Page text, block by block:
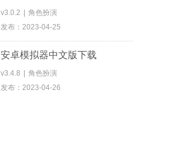
v3.0.2
角色扮演
发布：2023-04-25
安卓模拟器中文版下载
v3.4.8
角色扮演
发布：2023-04-26